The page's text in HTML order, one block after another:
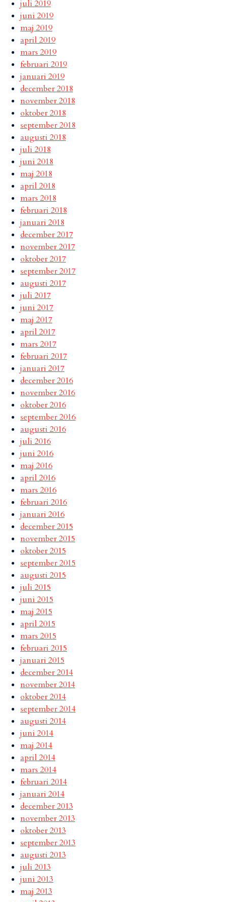
juli 2019
juni 2019
maj 2019
april 2019
mars 2019
februari 2019
januari 2019
december 2018
november 2018
oktober 2018
september 2018
augusti 2018
juli 2018
juni 2018
maj 2018
april 2018
mars 2018
februari 2018
januari 2018
december 2017
november 2017
oktober 2017
september 2017
augusti 2017
juli 2017
juni 2017
maj 2017
april 2017
mars 2017
februari 2017
januari 2017
december 2016
november 2016
oktober 2016
september 2016
augusti 2016
juli 2016
juni 2016
maj 2016
april 2016
mars 2016
februari 2016
januari 2016
december 2015
november 2015
oktober 2015
september 2015
augusti 2015
juli 2015
juni 2015
maj 2015
april 2015
mars 2015
februari 2015
januari 2015
december 2014
november 2014
oktober 2014
september 2014
augusti 2014
juni 2014
maj 2014
april 2014
mars 2014
februari 2014
januari 2014
december 2013
november 2013
oktober 2013
september 2013
augusti 2013
juli 2013
juni 2013
maj 2013